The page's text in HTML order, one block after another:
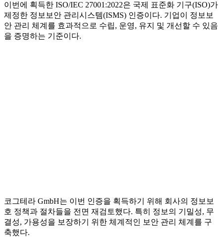
이번에 획득한 ISO/IEC 27001:2022은 국제 표준화 기구(ISO)가
제정한 정보보안 관리시스템(ISMS) 인증이다. 기업이 정보보
안 관리 체계를 효과적으로 수립, 운영, 유지 및 개선할 수 있음
을 증명하는 기준이다.
코그테라 GmbH는 이번 인증을 획득하기 위해 회사의 정보보
호 정책과 절차들을 전면 재검토했다. 특히 정보의 기밀성, 무
결성, 가용성을 보장하기 위한 체계적인 보안 관리 체계를 구
축했다.